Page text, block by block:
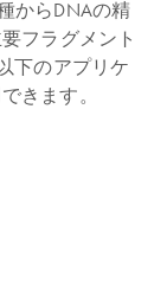
からDNAの精
フラグメント
下のアプリケ
きます。